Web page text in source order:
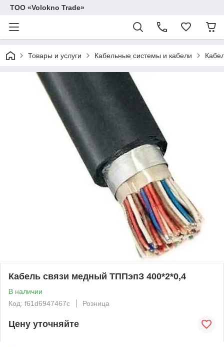
ТОО «Volokno Trade»
Товары и услуги Кабельные системы и кабели
Кабель связи медный ТППэпЗ 400*2*0,4
В наличии
Код: f61d6947467c
Розница
Цену уточняйте